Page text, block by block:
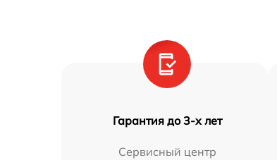
Гарантия до 3-х лет
Сервисный центр